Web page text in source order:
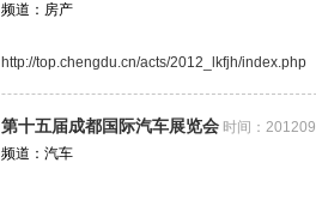
频道：房产
http://top.chengdu.cn/acts/2012_lkfjh/index.php
第十五届成都国际汽车展览会 时间：
频道：汽车